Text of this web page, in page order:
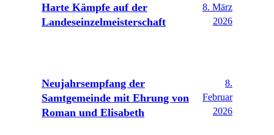
Harte Kämpfe auf der
Landeseinzelmeisterschaft
8. März
2026
Neujahrsempfang der
Samtgemeinde mit Ehrung von
Roman und Elisabeth
8.
Februar
2026